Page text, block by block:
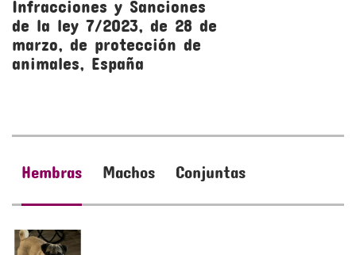
Infracciones y Sanciones
de la ley 7/2023, de 28 de
marzo, de protección de
animales, España
Hembras Machos Conjuntas